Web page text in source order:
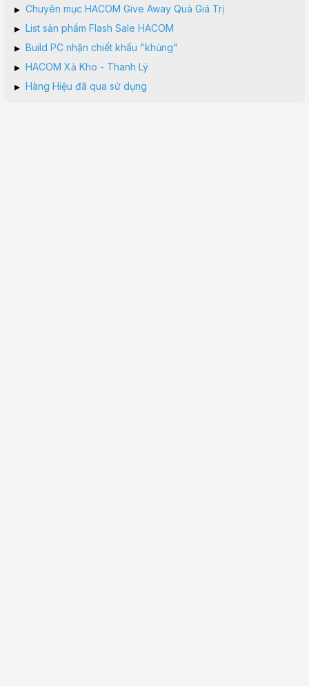
▸ Chuyên mục HACOM Give Away Quà Giá Trị
▸ List sản phẩm Flash Sale HACOM
▸ Build PC nhận chiết khấu "khủng"
▸ HACOM Xả Kho - Thanh Lý
▸ Hàng Hiệu đã qua sử dụng